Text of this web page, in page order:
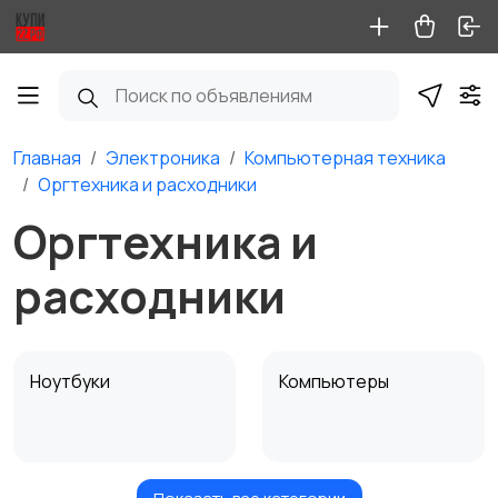
Главная Электроника
Компьютерная техника
Оргтехника и расходники
Оргтехника и
расходники
Ноутбуки Компьютеры